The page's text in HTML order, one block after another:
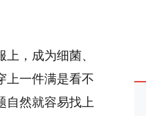
，成为细菌、
上一件满是看不
自然就容易找上